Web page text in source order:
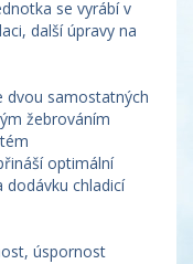
se vyrábí v
další úpravy na
dvou samostatných
žebrováním
optimální
dodávku chladicí
úspornost